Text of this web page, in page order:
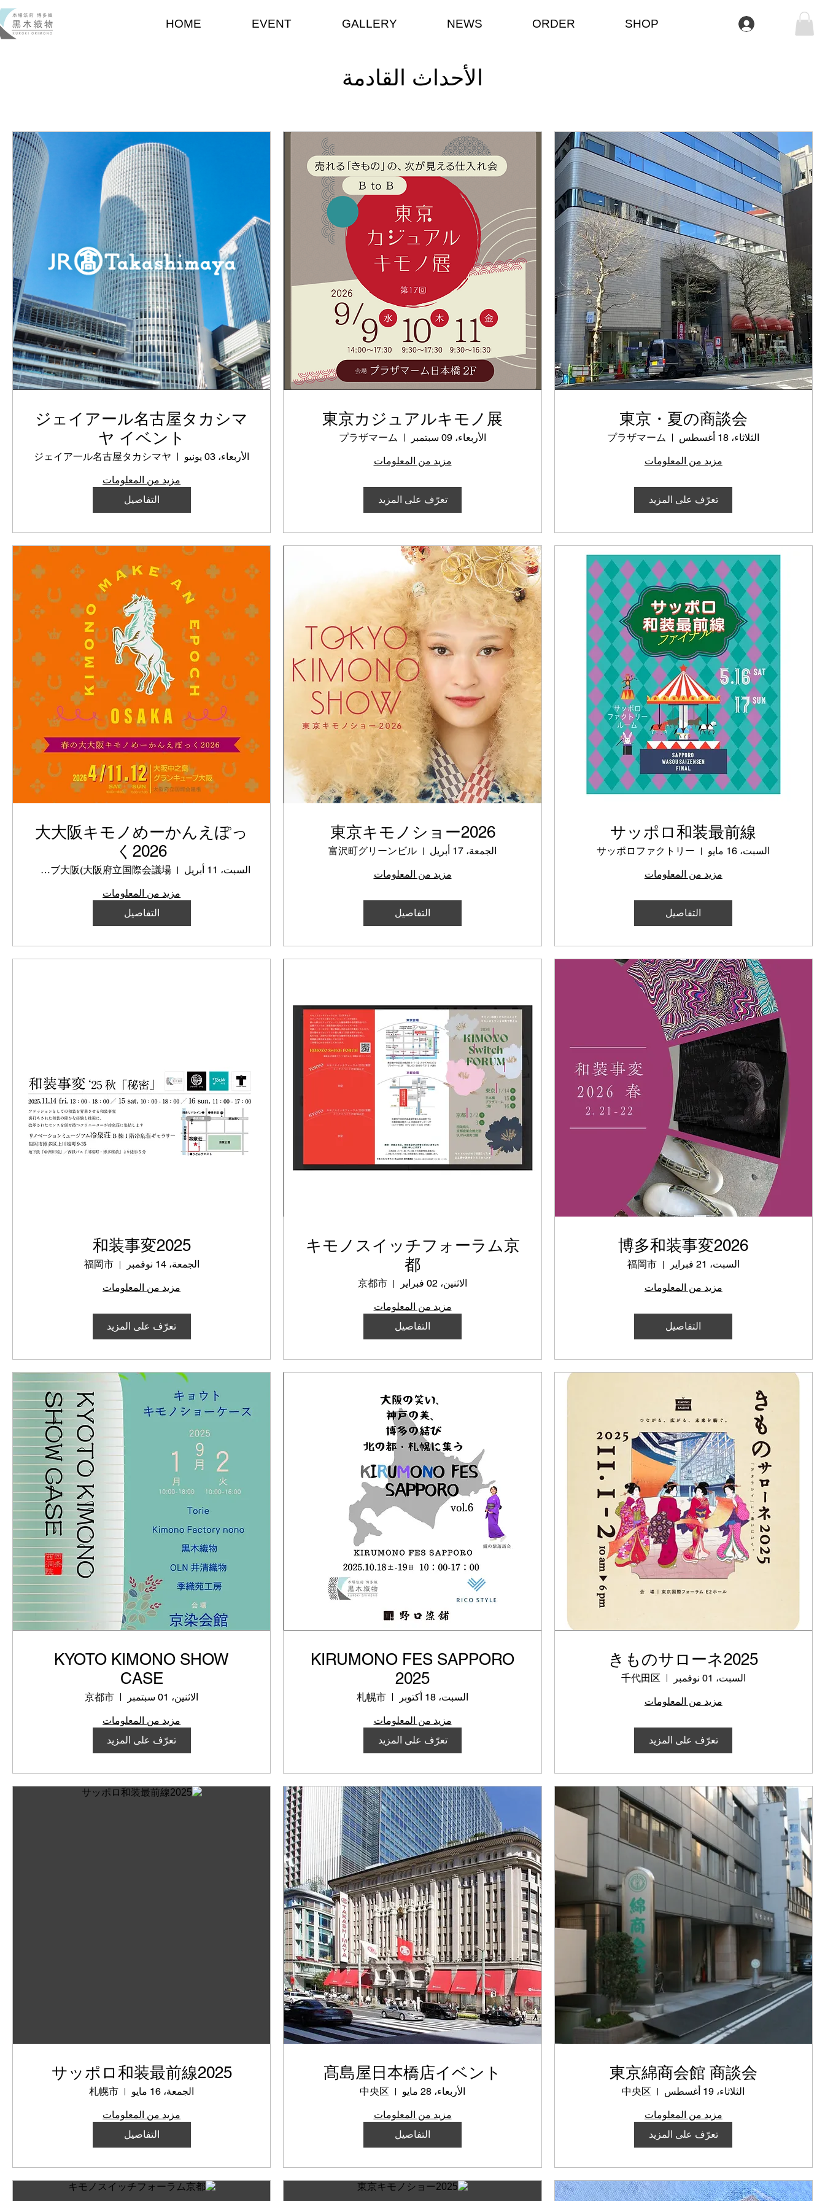
HOME EVENT GALLERY NEWS ORDER SHOP تسجيل الدخول
الأحداث القادمة
東京・夏の商談会
الثلاثاء، 18 أغسطس
プラザマーム
مزيد من المعلومات
تعرّف على المزيد
東京カジュアルキモノ展
الأربعاء، 09 سبتمبر
プラザマーム
مزيد من المعلومات
تعرّف على المزيد
ジェイアール名古屋タカシマ
ヤ イベント
الأربعاء، 03 يونيو
ジェイア一ル名古屋タカシマヤ
مزيد من المعلومات
التفاصيل
サッポロ和装最前線
السبت، 16 مايو
サッポロファクトリー
مزيد من المعلومات
التفاصيل
東京キモノショー2026
الجمعة، 17 أبريل
富沢町グリーンビル
مزيد من المعلومات
التفاصيل
大大阪キモノめーかんえぽっ
く2026
السبت، 11 أبريل
グランキューブ大阪(大阪府立国際会議場）
مزيد من المعلومات
التفاصيل
博多和装事変2026
السبت، 21 فبراير
福岡市
مزيد من المعلومات
التفاصيل
キモノスイッチフォーラム京
都
الاثنين، 02 فبراير
京都市
مزيد من المعلومات
التفاصيل
和装事変2025
الجمعة، 14 نوفمبر
福岡市
مزيد من المعلومات
تعرّف على المزيد
きものサローネ2025
السبت، 01 نوفمبر
千代田区
مزيد من المعلومات
تعرّف على المزيد
KIRUMONO FES SAPPORO
2025
السبت، 18 أكتوبر
札幌市
مزيد من المعلومات
تعرّف على المزيد
KYOTO KIMONO SHOW
CASE
الاثنين، 01 سبتمبر
京都市
مزيد من المعلومات
تعرّف على المزيد
東京綿商会館 商談会
الثلاثاء، 19 أغسطس
中央区
مزيد من المعلومات
تعرّف على المزيد
髙島屋日本橋店イベント
الأربعاء، 28 مايو
中央区
مزيد من المعلومات
التفاصيل
サッポロ和装最前線2025
الجمعة، 16 مايو
札幌市
مزيد من المعلومات
التفاصيل